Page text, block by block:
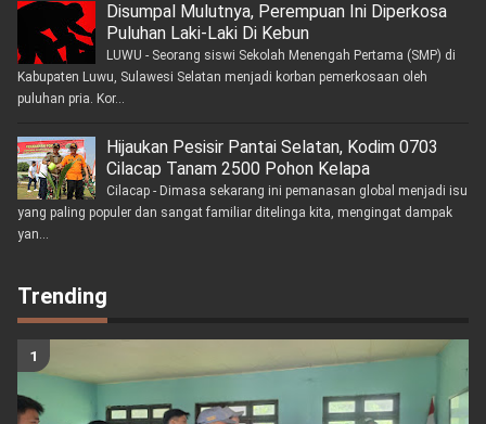
Disumpal Mulutnya, Perempuan Ini Diperkosa
Puluhan Laki-Laki Di Kebun
LUWU - Seorang siswi Sekolah Menengah Pertama (SMP) di
Kabupaten Luwu, Sulawesi Selatan menjadi korban pemerkosaan oleh
puluhan pria. Kor...
Hijaukan Pesisir Pantai Selatan, Kodim 0703
Cilacap Tanam 2500 Pohon Kelapa
Cilacap - Dimasa sekarang ini pemanasan global menjadi isu
yang paling populer dan sangat familiar ditelinga kita, mengingat dampak
yan...
Trending